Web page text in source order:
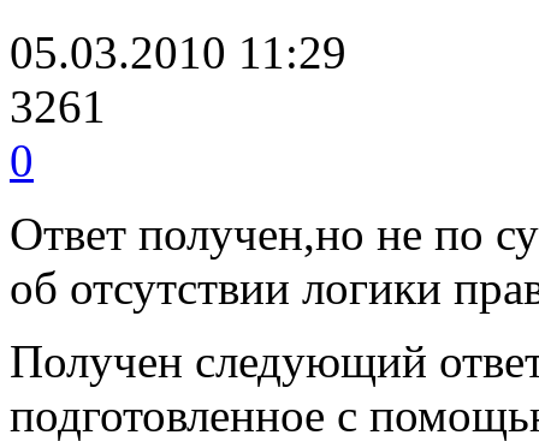
05.03.2010 11:29
3261
0
Ответ получен,но не по
об отсутствии логики
Получен следующий
подготовленное с